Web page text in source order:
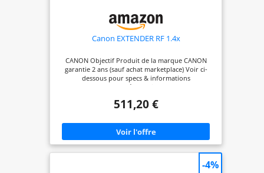
Canon EXTENDER RF 1.4x
CANON Objectif Produit de la marque CANON
garantie 2 ans (sauf achat marketplace) Voir ci-
dessous pour specs & informations
complémentaires
511,20 €
-4%